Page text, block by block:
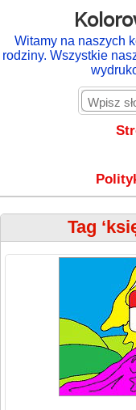
Witamy na naszych
rodziny. Wszystkie
Tag